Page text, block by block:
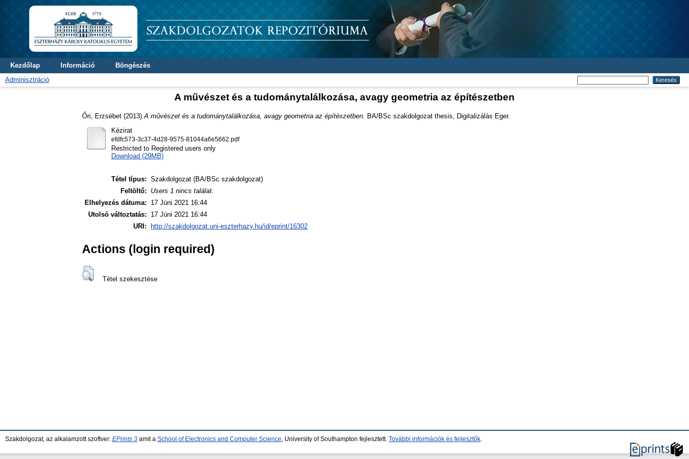
Kezdőlap Információ
Böngészés
Adminisztráció
A művészet és a tudománytalálkozása, avagy geometria az építészetben
Őri, Erzsébet (2013) A művészet és a tudománytalálkozása, avagy geometria az építészetben.
BA/BSc szakdolgozat thesis, Digitalizálás Eger.
Kézirat
efdfc573-3c37-4d28-9575-81044a6e5662.pdf
Restricted to Registered users only
Download (29MB)
Tétel típus: Szakdolgozat (BA/BSc szakdolgozat)
Feltöltő:
Users 1 nincs találat.
Elhelyezés dátuma:
17 Júni 2021 16:44
Utolsó változtatás:
17 Júni 2021 16:44
URI:
http://szakdolgozat.uni-eszterhazy.hu/id/eprint/16302
Actions (login required)
Tétel szekesztése
Szakdolgozat, az alkalamzott szoftver: EPrints 3 amit a School of Electronics and Computer Science , University of Southampton fejlesztett. További információk és fejlesztők